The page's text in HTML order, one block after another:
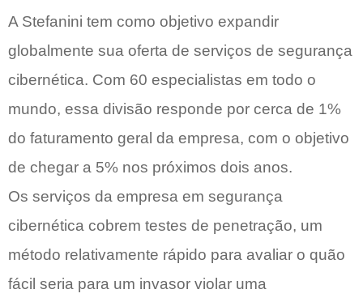
A Stefanini tem como objetivo expandir
globalmente sua oferta de serviços de segurança
cibernética. Com 60 especialistas em todo o
mundo, essa divisão responde por cerca de 1%
do faturamento geral da empresa, com o objetivo
de chegar a 5% nos próximos dois anos.
Os serviços da empresa em segurança
cibernética cobrem testes de penetração, um
método relativamente rápido para avaliar o quão
fácil seria para um invasor violar uma